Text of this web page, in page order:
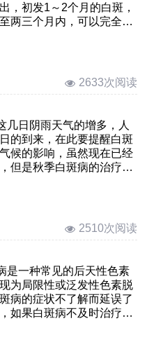
，初发1～2个月的白斑，
两三个月内，可以完全消
2633次阅读
几日阴雨天气的增多，人
的到来，在此要提醒白斑
候的影响，虽然现在已经
但是秋季白斑病的治疗亦
2510次阅读
是一种常见的后天性色素
为局限性或泛发性色素脱
病的症状不了解而延误了
如果白斑病不及时治疗的